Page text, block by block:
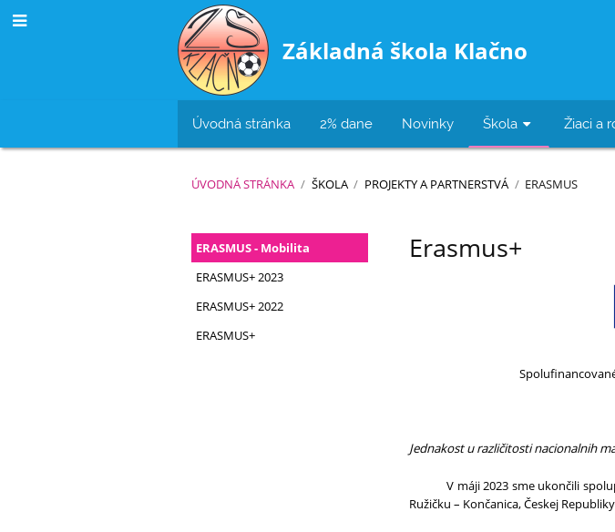
Základná škola Klačno
Úvodná stránka 2% dane Novinky Škola Žiaci a
ÚVODNÁ STRÁNKA / ŠKOLA / PROJEKTY A PARTNERSTVÁ / ERASMUS
ERASMUS
ERASMUS - Mobilita
ERASMUS+ 2023
ERASMUS+ 2022
ERASMUS+
Erasmus+
Jednakost u različitosti nacionalnih
V máji 2023 sme ukončili
Ružičku – Končanica, Českej